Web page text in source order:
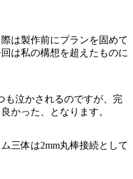
は製作前にプランを固めて
は私の構想を超えたものに
も泣かされるのですが、完
かった、となります。
三体は2mm丸棒接続として